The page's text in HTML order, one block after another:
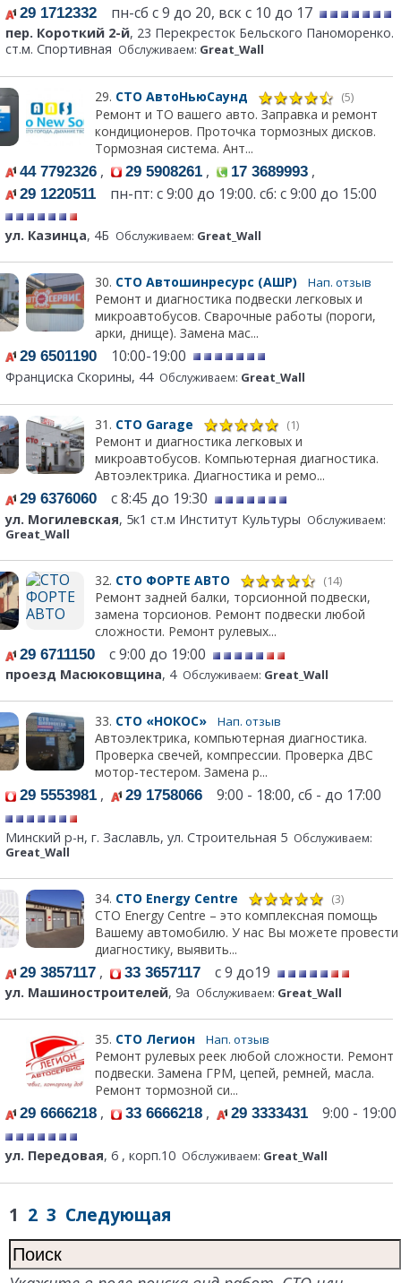
29 1712332 пн-сб с 9 до 20, вск с 10 до 17
пер. Короткий 2-й, 23 Перекресток Бельского Паноморенко.
ст.м. Спортивная Обслуживаем: Great_Wall
29. СТО АвтоНьюСаунд (5)
Ремонт и ТО вашего авто. Заправка и ремонт
кондиционеров. Проточка тормозных дисков.
Тормозная система. Ант...
44 7792326 , 29 5908261 , 17 3689993 ,
29 1220511 пн-пт: с 9:00 до 19:00. сб: с 9:00 до 15:00
ул. Казинца, 4Б Обслуживаем: Great_Wall
30. СТО Автошинресурс (АШР) Нап. отзыв
Ремонт и диагностика подвески легковых и
микроавтобусов. Сварочные работы (пороги,
арки, днище). Замена мас...
29 6501190 10:00-19:00
Франциска Скорины, 44 Обслуживаем: Great_Wall
31. СТО Garage (1)
Ремонт и диагностика легковых и
микроавтобусов. Компьютерная диагностика.
Автоэлектрика. Диагностика и ремо...
29 6376060 с 8:45 до 19:30
ул. Могилевская, 5к1 ст.м Институт Культуры Обслуживаем:
Great_Wall
32. СТО ФОРТЕ АВТО (14)
Ремонт задней балки, торсионной подвески,
замена торсионов. Ремонт подвески любой
сложности. Ремонт рулевых...
29 6711150 с 9:00 до 19:00
проезд Масюковщина, 4 Обслуживаем: Great_Wall
33. СТО «НОКОС» Нап. отзыв
Автоэлектрика, компьютерная диагностика.
Проверка свечей, компрессии. Проверка ДВС
мотор-тестером. Замена р...
29 5553981 , 29 1758066 9:00 - 18:00, сб - до 17:00
Минский р-н, г. Заславль, ул. Строительная 5 Обслуживаем:
Great_Wall
34. СТО Energy Centre (3)
СТО Energy Centre – это комплексная помощь
Вашему автомобилю. У нас Вы можете провести
диагностику, выявить...
29 3857117 , 33 3657117 с 9 до19
ул. Машиностроителей, 9а Обслуживаем: Great_Wall
35. СТО Легион Нап. отзыв
Ремонт рулевых реек любой сложности. Ремонт
подвески. Замена ГРМ, цепей, ремней, масла.
Ремонт тормозной си...
29 6666218 , 33 6666218 , 29 3333431 9:00 - 19:00
ул. Передовая, 6 , корп.10 Обслуживаем: Great_Wall
1 2 3 Следующая